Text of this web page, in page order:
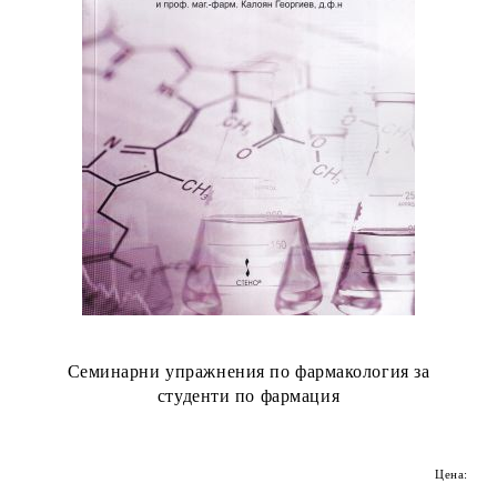
Семинарни упражнения по фармакология за
студенти по фармация
Цена: